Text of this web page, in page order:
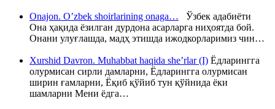
Onajon. O’zbek shoirlarining onaga… Ўзбек адабиёти
Она ҳақида ёзилган дурдона асарларга ниҳоятда бой.
Онани улуғлашда, мадҳ этишда ижодкорларимиз чин…
Xurshid Davron. Muhabbat haqida she’rlar (I) Ёдларингга
олурмисан сирли дамларни, Ёдларингга олурмисан
ширин ғамларни, Ёқиб қўйиб тун қўйнида ёки
шамларни Мени ёдга…